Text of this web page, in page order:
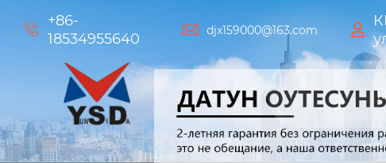

+86-
18534955640
 djx159000@163.com 